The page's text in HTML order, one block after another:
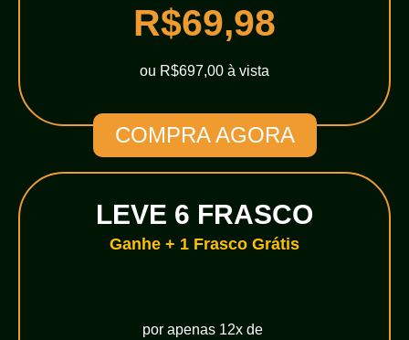
R$69,98
ou R$697,00 à vista
COMPRA AGORA
LEVE 6 FRASCO
Ganhe + 1 Frasco Grátis
por apenas 12x de